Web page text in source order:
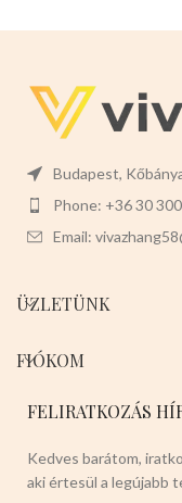
Budapest,
Phone: +36 30
Email:
ÜZLETÜNK
FIÓKOM
FELIRATKOZÁS
Kedves barátom,
aki értesül a legújabb